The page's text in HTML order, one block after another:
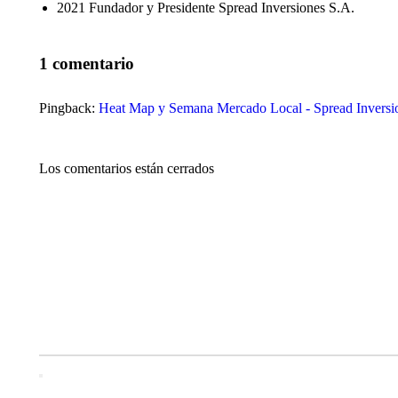
2021 Fundador y Presidente Spread Inversiones S.A.
1 comentario
Pingback: Heat Map y Semana Mercado Local - Spread
Los comentarios están cerrados